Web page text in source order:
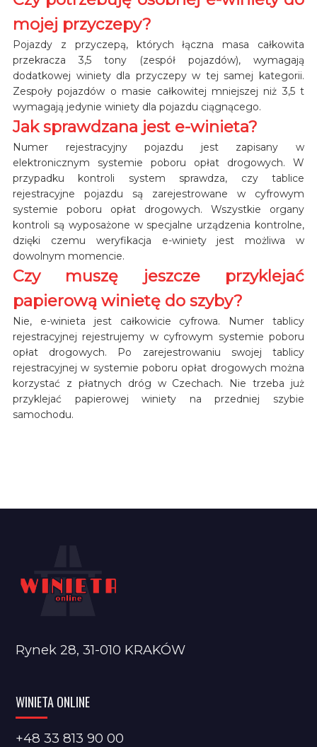
mojej przyczepy?
Pojazdy z przyczepą, których łączna masa całkowita
przekracza 3,5 tony (zespół pojazdów), wymagają
dodatkowej winiety dla przyczepy w tej samej kategorii.
Zespoły pojazdów o masie całkowitej mniejszej niż 3,5 t
wymagają jedynie winiety dla pojazdu ciągnącego.
Jak sprawdzana jest e-winieta?
Numer rejestracyjny pojazdu jest zapisany w
elektronicznym systemie poboru opłat drogowych. W
przypadku kontroli system sprawdza, czy tablice
rejestracyjne pojazdu są zarejestrowane w cyfrowym
systemie poboru opłat drogowych. Wszystkie organy
kontroli są wyposażone w specjalne urządzenia kontrolne,
dzięki czemu weryfikacja e-winiety jest możliwa w
dowolnym momencie.
Czy muszę jeszcze przyklejać
papierową winietę do szyby?
Nie, e-winieta jest całkowicie cyfrowa. Numer tablicy
rejestracyjnej rejestrujemy w cyfrowym systemie poboru
opłat drogowych. Po zarejestrowaniu swojej tablicy
rejestracyjnej w systemie poboru opłat drogowych można
korzystać z płatnych dróg w Czechach. Nie trzeba już
przyklejać papierowej winiety na przedniej szybie
samochodu.
Rynek 28, 31-010 KRAKÓW
WINIETA ONLINE
+48 33 813 90 00